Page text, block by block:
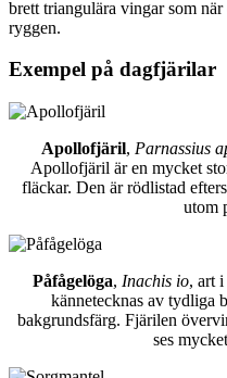
brett triangulära vingar som
ryggen.
Exempel på dagfjärilar
Apollofjäril, Parnassius
Apollofjäril är en mycket
fläckar. Den är rödlistad
utom
Påfågelöga, Inachis io, art i
kännetecknas av tydliga
bakgrundsfärg. Fjärilen
ses